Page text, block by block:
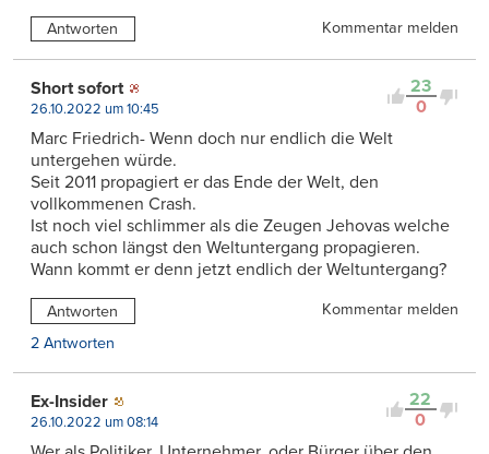
Antworten Kommentar melden
23
0
Short sofort
26.10.2022 um 10:45
Marc Friedrich- Wenn doch nur endlich die Welt
untergehen würde.
Seit 2011 propagiert er das Ende der Welt, den
vollkommenen Crash.
Ist noch viel schlimmer als die Zeugen Jehovas welche
auch schon längst den Weltuntergang propagieren.
Wann kommt er denn jetzt endlich der Weltuntergang?
Antworten
Kommentar melden
2 Antworten
22
0
Ex-Insider
26.10.2022 um 08:14